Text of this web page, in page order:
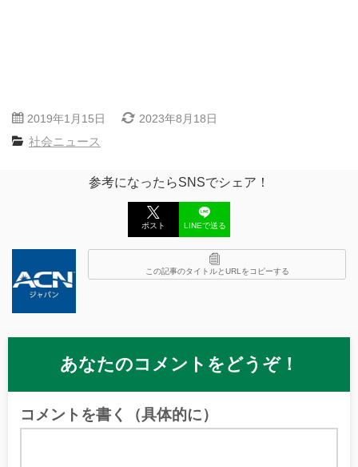
2019年1月15日 2023年8月18日
社会ニュース
参考になったらSNSでシェア！
ポスト LINEで送る
この記事のタイトルとURLをコピーする
あなたのコメントをどうぞ！
コメントを書く（具体的に）